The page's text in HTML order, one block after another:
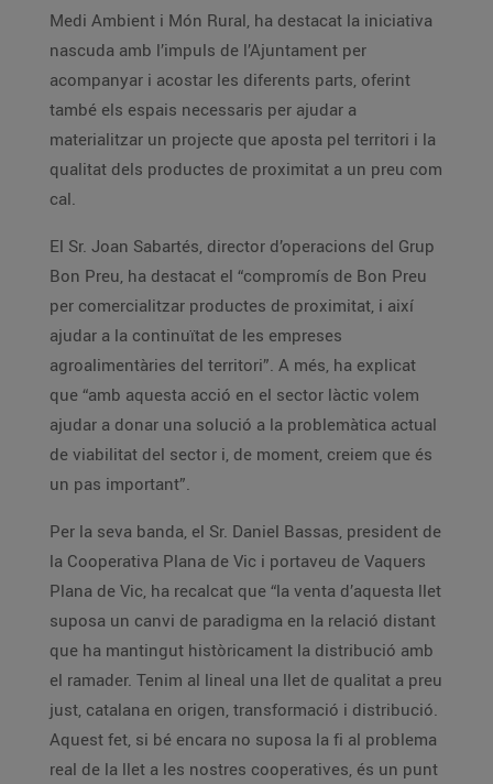
Medi Ambient i Món Rural, ha destacat la iniciativa
nascuda amb l’impuls de l’Ajuntament per
acompanyar i acostar les diferents parts, oferint
també els espais necessaris per ajudar a
materialitzar un projecte que aposta pel territori i la
qualitat dels productes de proximitat a un preu com
cal.
El Sr. Joan Sabartés, director d’operacions del Grup
Bon Preu, ha destacat el “compromís de Bon Preu
per comercialitzar productes de proximitat, i així
ajudar a la continuïtat de les empreses
agroalimentàries del territori”. A més, ha explicat
que “amb aquesta acció en el sector làctic volem
ajudar a donar una solució a la problemàtica actual
de viabilitat del sector i, de moment, creiem que és
un pas important”.
Per la seva banda, el Sr. Daniel Bassas, president de
la Cooperativa Plana de Vic i portaveu de Vaquers
Plana de Vic, ha recalcat que “la venta d’aquesta llet
suposa un canvi de paradigma en la relació distant
que ha mantingut històricament la distribució amb
el ramader. Tenim al lineal una llet de qualitat a preu
just, catalana en origen, transformació i distribució.
Aquest fet, si bé encara no suposa la fi al problema
real de la llet a les nostres cooperatives, és un punt